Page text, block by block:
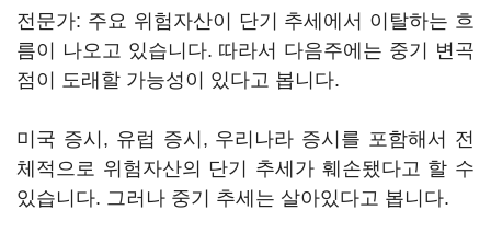
전문가: 주요 위험자산이 단기 추세에서 이탈하는 흐
름이 나오고 있습니다. 따라서 다음주에는 중기 변곡
점이 도래할 가능성이 있다고 봅니다.
미국 증시, 유럽 증시, 우리나라 증시를 포함해서 전
체적으로 위험자산의 단기 추세가 훼손됐다고 할 수
있습니다. 그러나 중기 추세는 살아있다고 봅니다.